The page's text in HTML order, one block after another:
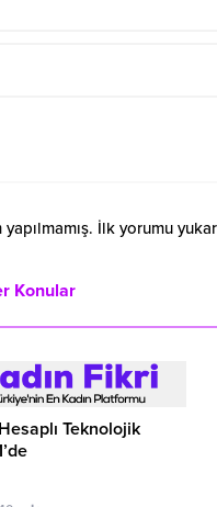
İlk yorumu
Konular
Teknolojik